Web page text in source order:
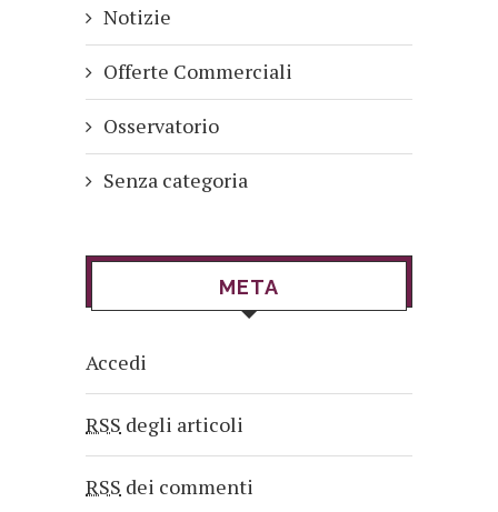
Notizie
Offerte Commerciali
Osservatorio
Senza categoria
META
Accedi
RSS degli articoli
RSS dei commenti